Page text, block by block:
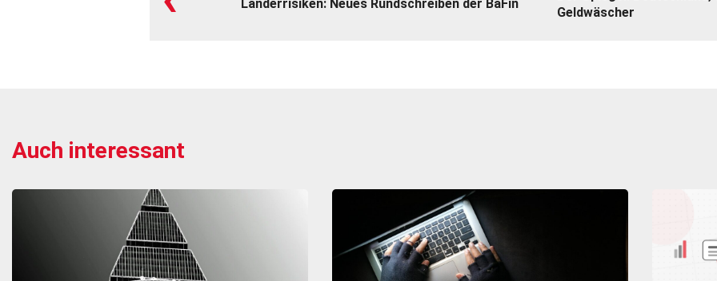
Länderrisiken: Neues Rundschreiben der BaFin
Geldwäscher
Auch interessant